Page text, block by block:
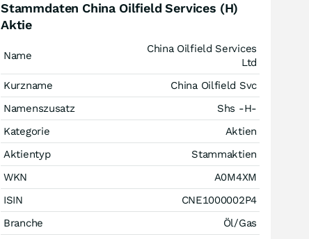
Stammdaten China Oilfield Services (H)
Aktie
Name
China Oilfield Services
Ltd
Kurzname
China Oilfield Svc
Namenszusatz
Shs -H-
Kategorie
Aktien
Aktientyp
Stammaktien
WKN
A0M4XM
ISIN
CNE1000002P4
Branche
Öl/Gas